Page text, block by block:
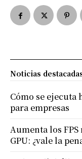
Noticias
Cómo se
para empresas
Aumenta los
GPU: ¿vale la